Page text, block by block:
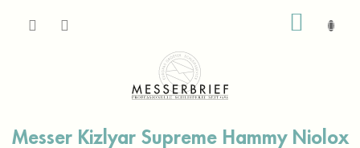
Messer Kizlyar Supreme Hammy Niolox